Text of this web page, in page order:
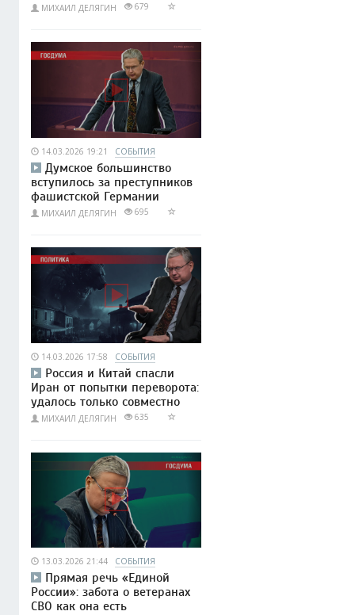
МИХАИЛ ДЕЛЯГИН 679
14.03.2026 19:21 СОБЫТИЯ
Думское большинство
вступилось за преступников
фашистской Германии
МИХАИЛ ДЕЛЯГИН 695
14.03.2026 17:58 СОБЫТИЯ
Россия и Китай спасли
Иран от попытки переворота:
удалось только совместно
МИХАИЛ ДЕЛЯГИН 635
13.03.2026 21:44 СОБЫТИЯ
Прямая речь «Единой
России»: забота о ветеранах
СВО как она есть